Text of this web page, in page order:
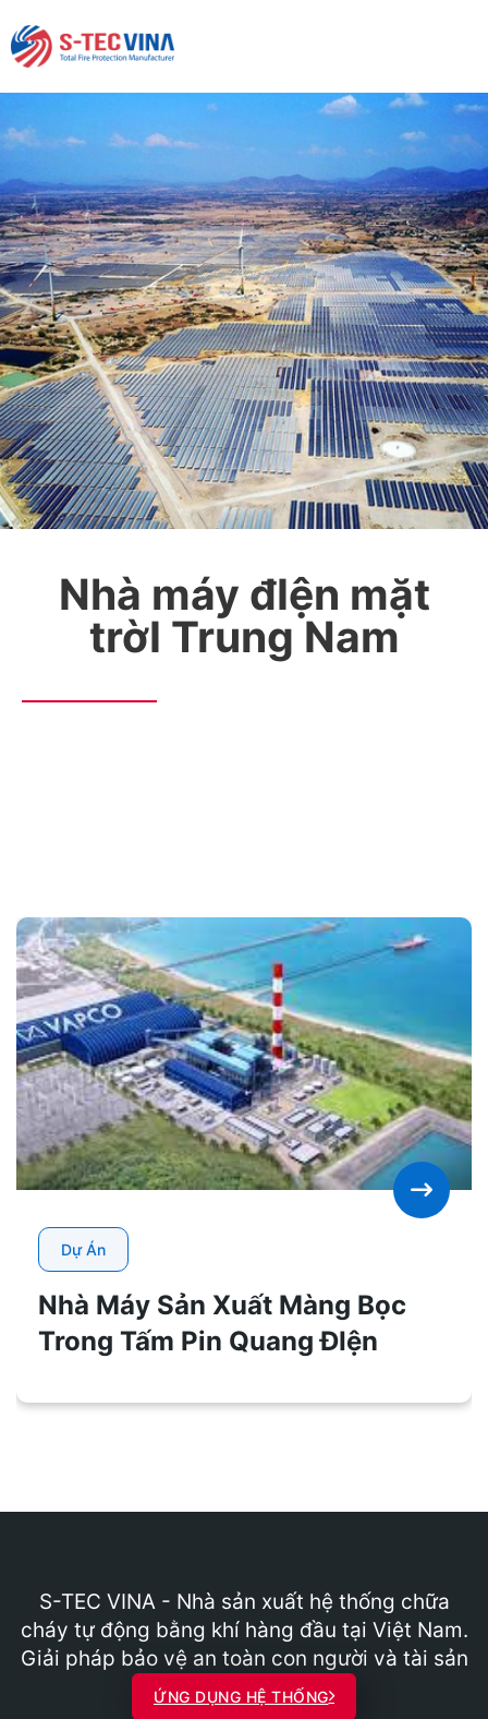
Nhà máy đIện mặt
trờI Trung Nam
Dự Án
Nhà Máy Sản Xuất Màng Bọc
Trong Tấm Pin Quang ĐIện
S-TEC VINA - Nhà sản xuất hệ thống chữa
cháy tự động bằng khí hàng đầu tại Việt Nam.
Giải pháp bảo vệ an toàn con người và tài sản
ỨNG DỤNG HỆ THỐNG